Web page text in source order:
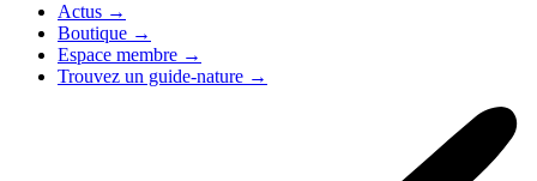
Actus →
Boutique →
Espace membre →
Trouvez un guide-nature →